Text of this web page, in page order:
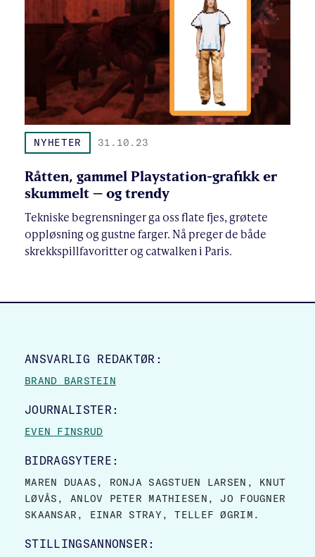
NYHETER 31.10.23
Råtten, gammel Playstation-grafikk er
skummelt – og trendy
Tekniske begrensninger ga oss flate fjes, grøtete
oppløsning og gustne farger. Nå preger de både
skrekkspillfavoritter og catwalken i Paris.
SITE FOOTER
ANSVARLIG REDAKTØR:
BRAND BARSTEIN
JOURNALISTER:
EVEN FINSRUD
BIDRAGSYTERE:
MAREN DUAAS, RONJA SAGSTUEN LARSEN, KNUT
LØVÅS, ANLOV PETER MATHIESEN, JO FOUGNER
SKAANSAR, EINAR STRAY, TELLEF ØGRIM.
STILLINGSANNONSER: